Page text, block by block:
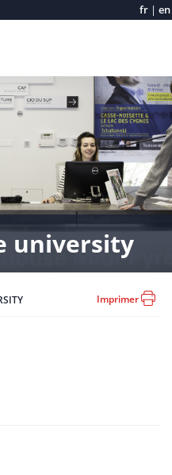
fr | en
university
Imprimer